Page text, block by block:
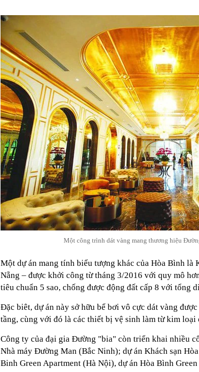
Một công trình dát vàng mang thương hiệu
Một dự án mang tính biểu tượng khác của Hòa Bình là
Nẵng – được khởi công từ tháng 3/2016 với quy mô
tiêu chuẩn 5 sao, chống được động đất cấp 8 với tổng
Đặc biêt, dự án này sở hữu bể bơi vô cực dát vàng
tầng, cùng với đó là các thiết bị vệ sinh làm từ kim loại
Công ty của đại gia Đường "bia" còn triển khai nhiều
Nhà máy Đường Man (Bắc Ninh); dự án Khách sạn
Binh Green Apartment (Hà Nội), dự án Hòa Bình